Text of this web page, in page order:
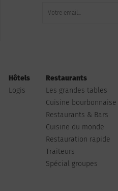
Hôtels
Logis
Restaurants
Les grandes tables
Cuisine bourbonnaise
Restaurants & Bars
Cuisine du monde
Restauration rapide
Traiteurs
Spécial groupes